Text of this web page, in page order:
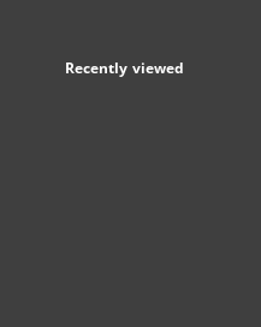
Recently viewed